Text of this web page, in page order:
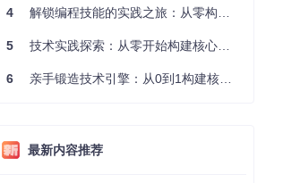
4 解锁编程技能的实践之旅：从零构建你的技术世界
5 技术实践探索：从零开始构建核心系统的实践指南
6 亲手锻造技术引擎：从0到1构建核心系统的实践指南
最新内容推荐